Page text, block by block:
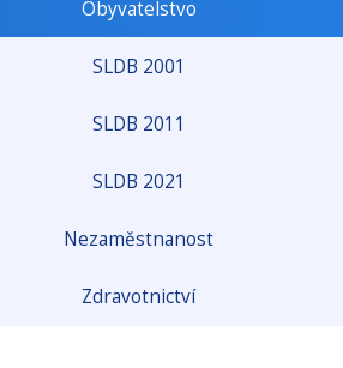
Obyvatelstvo
SLDB 2001
SLDB 2011
SLDB 2021
Nezaměstnanost
Zdravotnictví